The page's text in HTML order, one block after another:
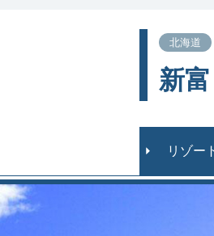
北海道
新
リゾー